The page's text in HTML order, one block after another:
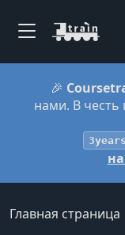
🎉
нами. В честь
Главная страница